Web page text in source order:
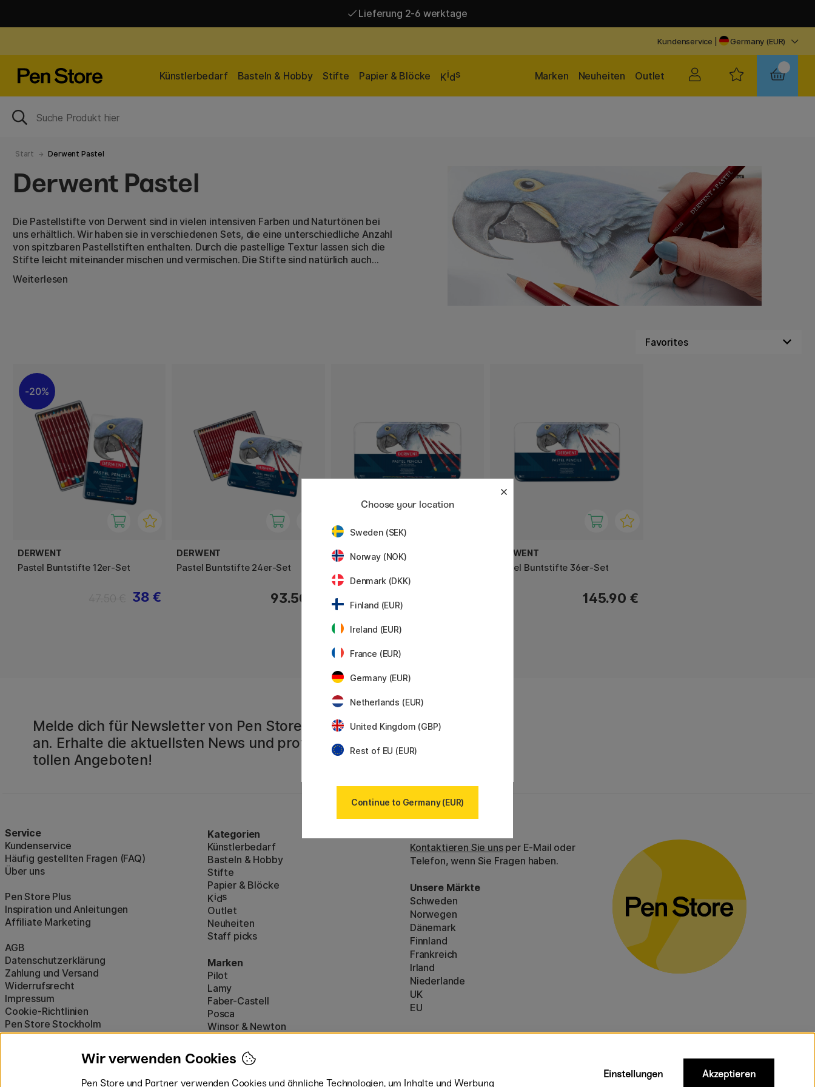
Lieferung 2-6 werktage
Kundenservice Germany (EUR)
Künstlerbedarf Basteln & Hobby Stifte Papier & Blöcke Kids Outlet
Neuheiten
Marken
Start Derwent Pastel
Derwent Pastel
Die Pastellstifte von Derwent sind in vielen intensiven Farben und Naturtönen bei
uns erhältlich. Wir haben sie in verschiedenen Sets, die eine unterschiedliche Anzahl
von spitzbaren Pastellstiften enthalten. Durch die pastellige Textur lassen sich die
Stifte leicht miteinander mischen und vermischen. Die Stifte sind natürlich auch
wasserlöslich und können mit Wasser verwendet werden, um zusätzliche Effekte zu
erzielen. Spitzen Sie den Stift an, um scharfe und klare Linien zu erhalten, oder
Weiterlesen
20%
DERWENT
Pastel Buntstifte 12er-Set
38 €
DERWENT
Pastel Buntstifte 24er-Set
93.50 €
DERWENT DERWENT
Pastel Buntstifte 36er-Set
145.90 €
Melde dich für Newsletter von Pen Store
an. Erhalte die aktuellsten News und profitiere von
tollen Angeboten!
Service
Kundenservice
Häufig gestellten Fragen (FAQ)
Über uns
Pen Store Plus
Inspiration und Anleitungen
Affiliate Marketing
AGB
Datenschutzerklärung
Zahlung und Versand
Widerrufsrecht
Impressum
Cookie-Richtlinien
Pen Store Stockholm
Kategorien
Künstlerbedarf
Basteln & Hobby
Stifte
Papier & Blöcke
Kids
Outlet
Neuheiten
Staff picks
Marken
Pilot
Lamy
Faber-Castell
Posca
Winsor & Newton
Kontaktieren Sie unsper E-Mail oder
Telefon, wenn Sie Fragen haben.
Unsere Märkte
Schweden
Norwegen
Dänemark
Finnland
Frankreich
Irland
Niederlande
UK
EU
* BesondereVersandbedingungengelten für
Choose your location
Sweden (SEK)
Norway (NOK)
Denmark (DKK)
Finland (EUR)
Ireland (EUR)
France (EUR)
Germany (EUR)
Netherlands (EUR)
United Kingdom (GBP)
Rest of EU (EUR)
Continue to Germany (EUR)
Wir verwenden Cookies
Pen Store und Partner verwenden Cookies und ähnliche Technologien, um Inhalte und Werbung
Einstellungen Akzeptieren